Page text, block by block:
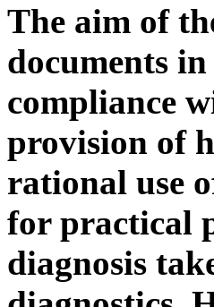
The aim of
documents
compliance
provision of
rational use
for practical
diagnosis